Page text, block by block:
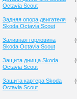
Octavia Scout
Задняя опора двигателя
Skoda Octavia Scout
(
Заливная горловина
Skoda Octavia Scout
(
Защита днища Skoda
Octavia Scout
(
Защита картера Skoda
Octavia Scout
(